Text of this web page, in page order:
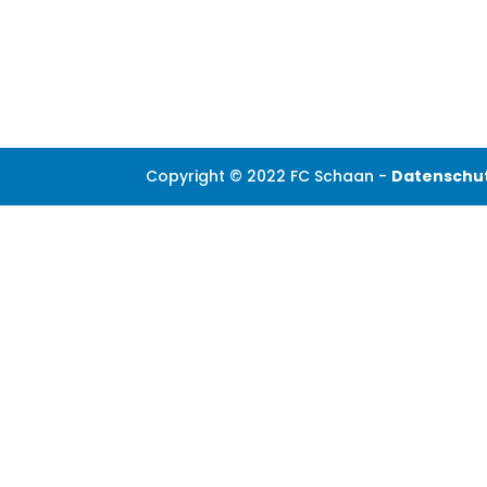
Copyright © 2022 FC Schaan -